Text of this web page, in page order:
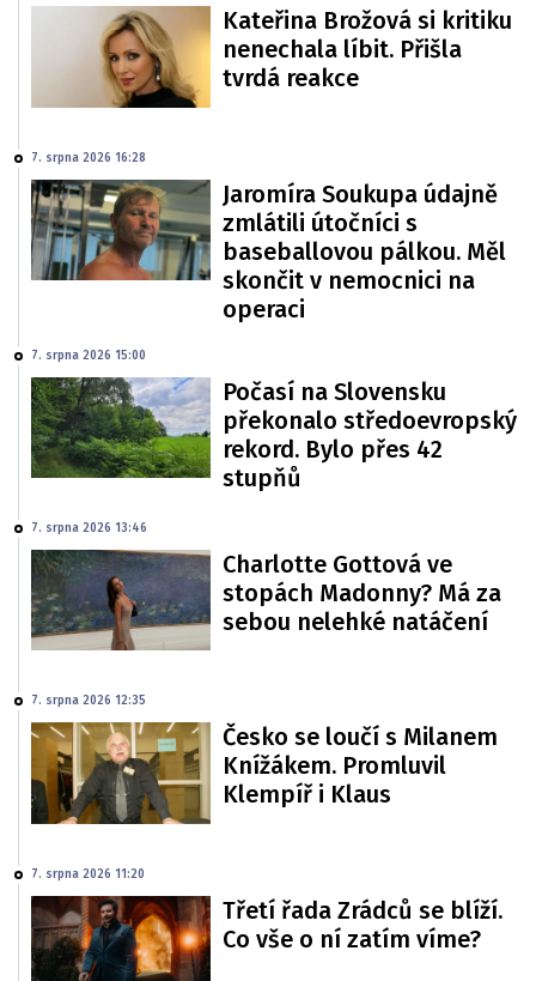
Kateřina Brožová si kritiku
nenechala líbit. Přišla
tvrdá reakce
7. srpna 2026 16:28
Jaromíra Soukupa údajně
zmlátili útočníci s
baseballovou pálkou. Měl
skončit v nemocnici na
operaci
7. srpna 2026 15:00
Počasí na Slovensku
překonalo středoevropský
rekord. Bylo přes 42
stupňů
7. srpna 2026 13:46
Charlotte Gottová ve
stopách Madonny? Má za
sebou nelehké natáčení
7. srpna 2026 12:35
Česko se loučí s Milanem
Knížákem. Promluvil
Klempíř i Klaus
7. srpna 2026 11:20
Třetí řada Zrádců se blíží.
Co vše o ní zatím víme?